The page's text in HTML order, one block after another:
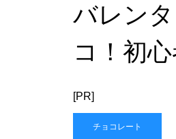
バレン
コ！初
[PR]
チョコレート